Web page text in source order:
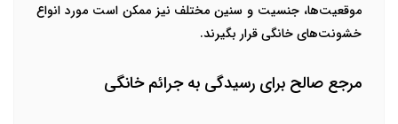
موقعیت‌ها، جنسیت و سنین مختلف نیز ممکن است مورد انواع
خشونت‌های خانگی قرار بگیرند.
مرجع صالح برای رسیدگی به جرائم خانگی